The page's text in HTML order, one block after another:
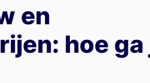
en
hoe ga